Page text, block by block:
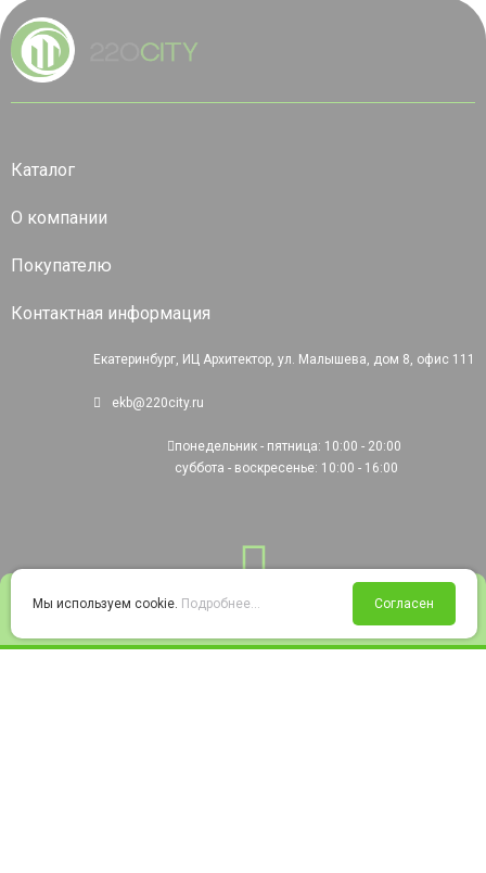
Войти Избранное Корзина
Каталог
О компании
Покупателю
Контактная информация
Екатеринбург, ИЦ Архитектор, ул. Малышева, дом 8, офис 111
ekb@220city.ru
понедельник - пятница: 10:00 - 20:00
суббота - воскресенье: 10:00 - 16:00
Мы используем cookie. Подробнее... Согласен